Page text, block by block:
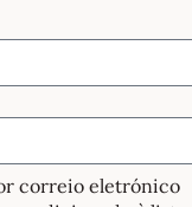
correio eletrónico